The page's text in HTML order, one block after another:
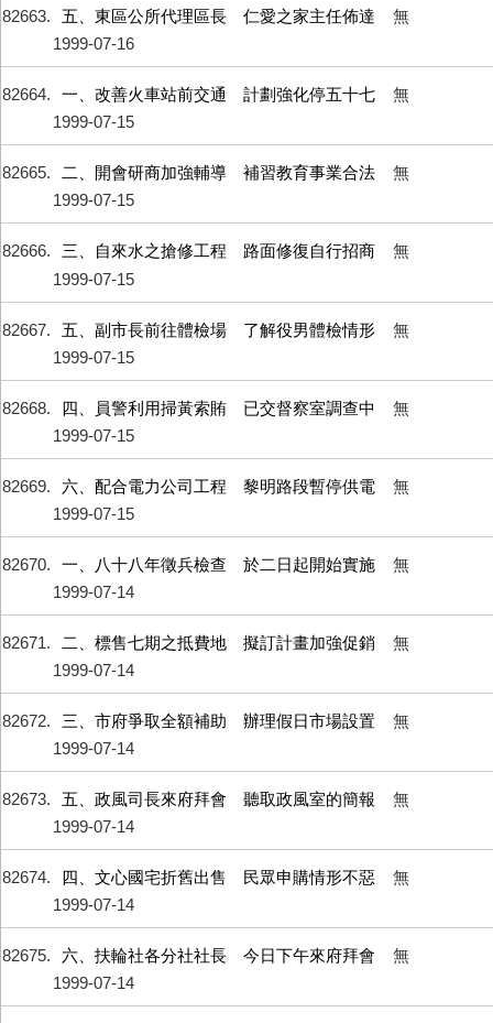
82663 五、東區公所代理區長 仁愛之家主任佈達
無
1999-07-16
82664 一、改善火車站前交通 計劃強化停五十七
無
1999-07-15
82665 二、開會研商加強輔導 補習教育事業合法
無
1999-07-15
82666 三、自來水之搶修工程 路面修復自行招商
無
1999-07-15
82667 五、副市長前往體檢場 了解役男體檢情形
無
1999-07-15
82668 四、員警利用掃黃索賄 已交督察室調查中
無
1999-07-15
82669 六、配合電力公司工程 黎明路段暫停供電
無
1999-07-15
82670 一、八十八年徵兵檢查 於二日起開始實施
無
1999-07-14
82671 二、標售七期之抵費地 擬訂計畫加強促銷
無
1999-07-14
82672 三、市府爭取全額補助 辦理假日市場設置
無
1999-07-14
82673 五、政風司長來府拜會 聽取政風室的簡報
無
1999-07-14
82674 四、文心國宅折舊出售 民眾申購情形不惡
無
1999-07-14
82675 六、扶輪社各分社社長 今日下午來府拜會
無
1999-07-14